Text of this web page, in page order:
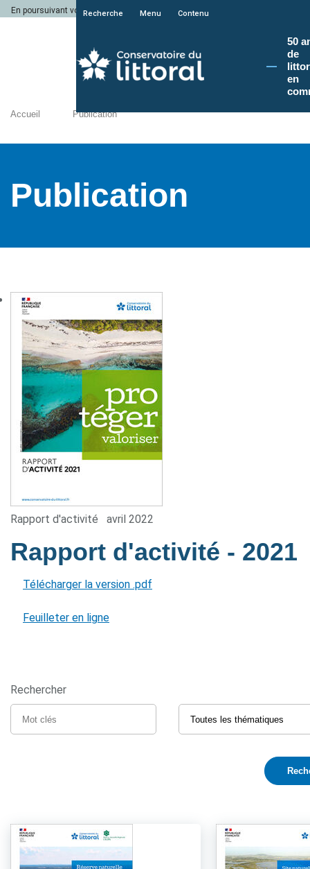
En poursuivant votre navigation sur le site du Conservatoire du littoral, vous
Recherche Menu Contenu
50
de
en
Accueil Publication
Publication
Rapport d'activité avril 2022
Rapport d'activité - 2021
Télécharger la version .pdf
Feuilleter en ligne
Rechercher